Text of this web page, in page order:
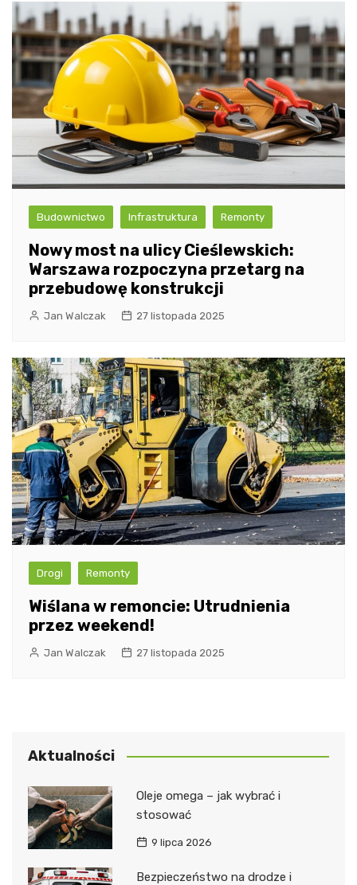
Budownictwo Infrastruktura Remonty
Nowy most na ulicy Cieślewskich:
Warszawa rozpoczyna przetarg na
przebudowę konstrukcji
Jan Walczak 27 listopada 2025
Drogi Remonty
Wiślana w remoncie: Utrudnienia
przez weekend!
Jan Walczak 27 listopada 2025
Aktualności
Oleje omega – jak wybrać i
stosować
9 lipca 2026
Bezpieczeństwo na drodze i